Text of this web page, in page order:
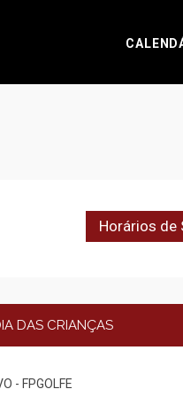
Horários de
DAS CRIANÇAS
- FPGOLFE